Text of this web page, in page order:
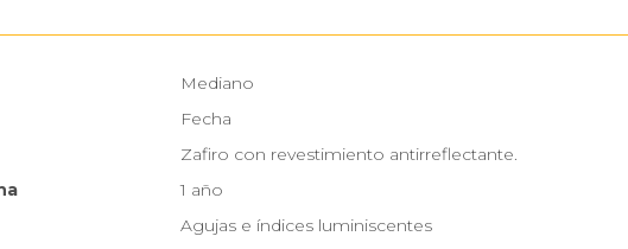
Mediano
Fecha
Zafiro con revestimiento antirreflectante.
1 año
Agujas e índices luminiscentes